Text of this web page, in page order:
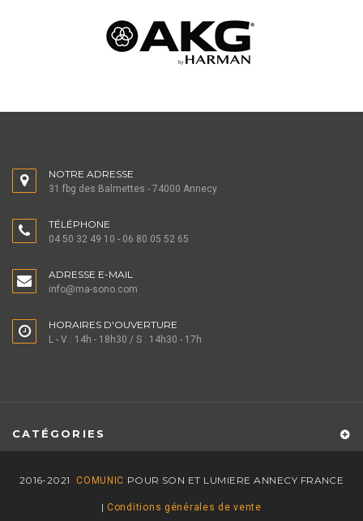
NOTRE ADRESSE
31 fbg des Balmettes - 74000 Annecy
TÉLÉPHONE
04 50 32 49 10 - 06 80 05 52 65
ADRESSE E-MAIL
info@ma-sono.com
HORAIRES D'OUVERTURE
L - V : 14h - 18h30 / S : 14h30 - 17h
CATÉGORIES
2016-2021 COMUNIC POUR SON ET LUMIERE ANNECY FRANCE
|Conditions générales de vente